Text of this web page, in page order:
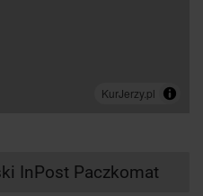
InPost Paczkomat